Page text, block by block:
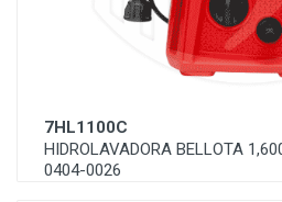
7HL1100C
HIDROLAVADORA BELLOTA
0404-0026